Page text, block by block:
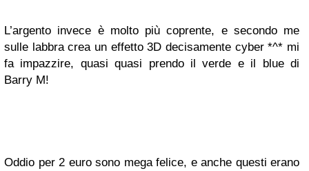
L’argento invece è molto più coprente, e secondo me
sulle labbra crea un effetto 3D decisamente cyber *^* mi
fa impazzire, quasi quasi prendo il verde e il blue di
Barry M!
Oddio per 2 euro sono mega felice, e anche questi erano